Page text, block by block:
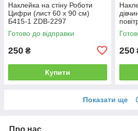
Наклейка на стіну Роботи
Цифри (лист 60 х 90 см)
Б415-1 ZDB-2297
Готово до відправки
250 ₴
Купити
85
250
Показати ще
Про нас